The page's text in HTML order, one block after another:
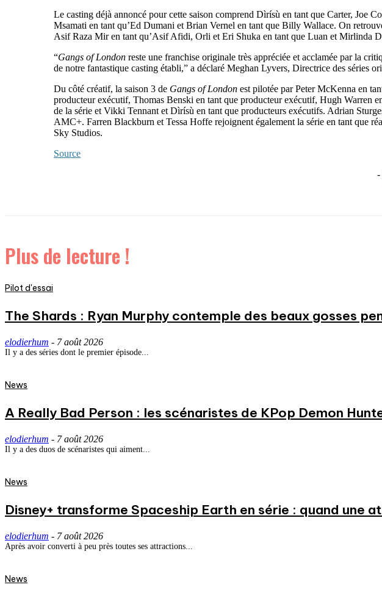
Le casting déjà annoncé pour cette saison comprend Dìrísù en tant que Carter, Joe
Msamati en tant qu’Ed Dumani et Brian Vernel en tant que Billy Wallace. On
Asif Raza Mir en tant qu’Asif Afidi, Orli et Eri Shuka en tant que Luan et Mirlinda
“Gangs of London reste une franchise originale très appréciée et acclamée par la
de notre fantastique casting établi,” a déclaré Meghan Lyvers, Directrice des séries
Du côté créatif, la saison 3 de Gangs of London est pilotée par Peter McKenna en
producteur exécutif, Thomas Benski en tant que producteur exécutif, Hugh Warren
de la série et Vikki Tennant et Dìrísù en tant que producteurs exécutifs. Adrian
AMC+. Farren Blackburn et Tessa Hoffe rejoignent également la série en tant que
Sky Studios.
Source
-
Plus de lecture !
Pilot d'essai
The Shards : Ryan Murphy contemple des beaux gosses
elodierhum - 7 août 2026
Il y a des séries dont le premier épisode...
News
A Really Bad Person : les scénaristes de KPop Demon
elodierhum - 7 août 2026
Il y a des duos de scénaristes qui aiment...
News
Disney+ transforme Spaceship Earth en série : quand une
elodierhum - 7 août 2026
Après avoir converti à peu près toutes ses attractions...
News